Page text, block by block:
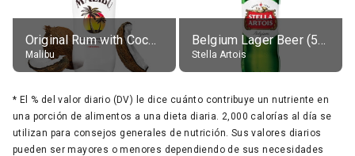
Original Rum with Coconut Flavour (21% alc.)
Malibu
Belgium Lager Beer (5% alc.)
Stella Artois
* El % del valor diario (DV) le dice cuánto contribuye un nutriente en
una porción de alimentos a una dieta diaria. 2,000 calorías al día se
utilizan para consejos generales de nutrición. Sus valores diarios
pueden ser mayores o menores dependiendo de sus necesidades